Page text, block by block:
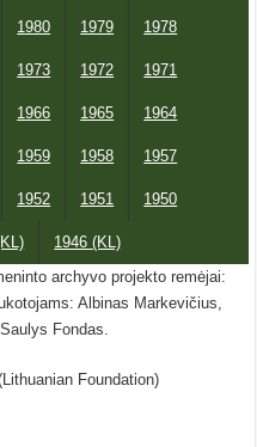
1980 1979 1978
1973 1972 1971
1966 1965 1964
1959 1958 1957
1952 1951 1950
1946 (KL)
archyvo projekto remėjai:
Albinas Markevičius,
Fondas.
Foundation)